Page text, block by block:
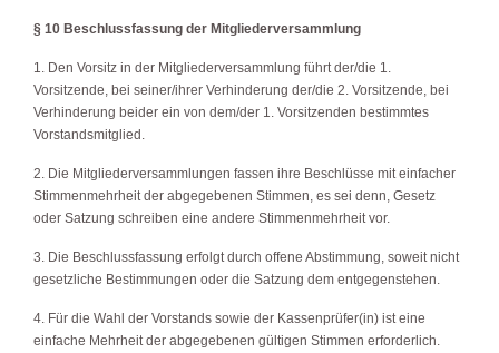
§ 10 Beschlussfassung der Mitgliederversammlung
1. Den Vorsitz in der Mitgliederversammlung führt der/die 1.
Vorsitzende, bei seiner/ihrer Verhinderung der/die 2. Vorsitzende, bei
Verhinderung beider ein von dem/der 1. Vorsitzenden bestimmtes
Vorstandsmitglied.
2. Die Mitgliederversammlungen fassen ihre Beschlüsse mit einfacher
Stimmenmehrheit der abgegebenen Stimmen, es sei denn, Gesetz
oder Satzung schreiben eine andere Stimmenmehrheit vor.
3. Die Beschlussfassung erfolgt durch offene Abstimmung, soweit nicht
gesetzliche Bestimmungen oder die Satzung dem entgegenstehen.
4. Für die Wahl der Vorstands sowie der Kassenprüfer(in) ist eine
einfache Mehrheit der abgegebenen gültigen Stimmen erforderlich.